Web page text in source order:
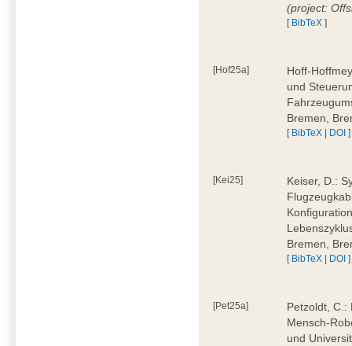
(project:
[ BibTeX ]
[Hof25a]
Hoff-
und
Bremen,
[ BibTeX | DOI ]
[Kei25]
Keiser, D.:
Bremen,
[ BibTeX | DOI ]
[Pet25a]
Petzoldt, C.:
Mensch-
und